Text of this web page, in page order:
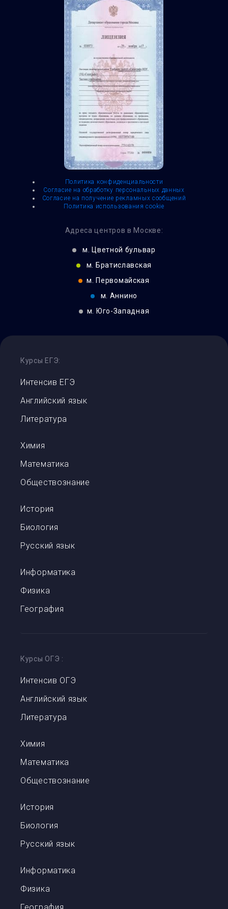
Политика конфиденциальности
Согласие на обработку персональных данных
Согласие на получение рекламных сообщений
Политика использования cookie
Адреса центров в Москве:
м.
Цветной бульвар
м.
Братиславская
м.
Первомайская
м. Аннино
м.
Юго-Западная
Курсы ЕГЭ:
Интенсив ЕГЭ
Английский язык
Литература
Химия
Математика
Обществознание
История
Биология
Русский язык
Информатика
Физика
География
Курсы ОГЭ :
Интенсив ОГЭ
Английский язык
Литература
Химия
Математика
Обществознание
История
Биология
Русский язык
Информатика
Физика